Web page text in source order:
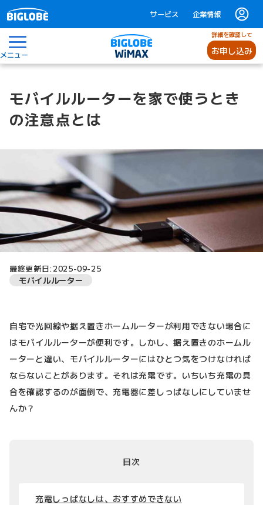
サービス 企業情報
メニュー
詳細を確認して
お申し込み
モバイルルーターを家で使うとき
の注意点とは
最終更新日:2025-09-25
モバイルルーター
自宅で光回線や据え置きホームルーターが利用できない場合に
はモバイルルーターが便利です。しかし、据え置きのホームル
ーターと違い、モバイルルーターにはひとつ気をつけなければ
ならないことがあります。それは充電です。いちいち充電の具
合を確認するのが面倒で、充電器に差しっぱなしにしていませ
んか？
目次
充電しっぱなしは、おすすめできない